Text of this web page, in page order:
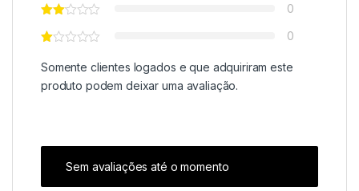
0
0
Somente clientes logados e que adquiriram este
produto podem deixar uma avaliação.
Sem avaliações até o momento